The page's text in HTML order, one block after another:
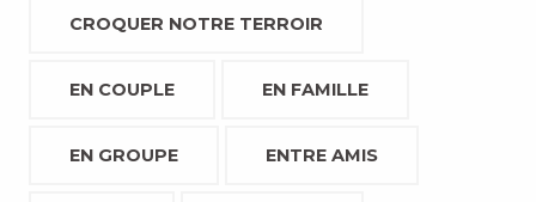
CROQUER NOTRE TERROIR
EN COUPLE EN FAMILLE
EN GROUPE ENTRE AMIS